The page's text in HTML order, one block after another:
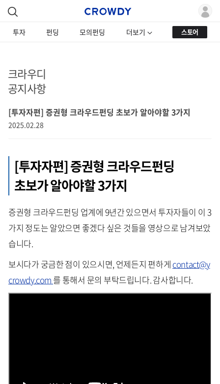
투자 펀딩 모의펀딩 더보기 스토어
크라우디
공지사항
[투자자편] 증권형 크라우드펀딩 초보가 알아야할 3가지
2025.02.28
[투자자편] 증권형 크라우드펀딩
초보가 알아야할 3가지
증권형 크라우드펀딩 업계에 9년간 있으면서 투자자들이 이 3
가지 정도는 알았으면 좋겠다 싶은 것들을 영상으로 남겨보았
습니다.
보시다가 궁금한 점이 있으시면, 언제든지 편하게 contact@y
crowdy.com 를 통해서 문의 부탁드립니다. 감사합니다.